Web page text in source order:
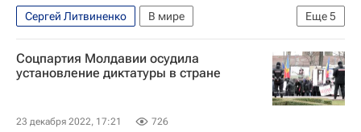
Еще5
Сергей Литвиненко
В мире
Марина Таубер
Майя Санду
Россия
Кишинев
Молдавия
Соцпартия Молдавии осудила
установление диктатуры в стране
23 декабря 2022, 17:21 726